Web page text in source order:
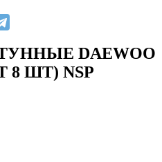
DAEWOO
8 ШТ) NSP